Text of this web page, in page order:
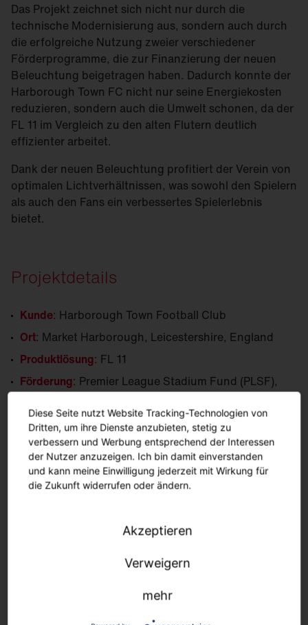
Das Projekt zeichnet sich nicht nur durch die
technische Modernisierung aus, sondern auch durch
die erfolgreiche Nutzung zweier verschiedener
Förderprogramme, die zur Finanzierung der neuen
Beleuchtung beigetragen haben. Dadurch konnte der
Harborough Town FC nicht nur seine Energiekosten
reduzieren, sondern auch die Umwelt schonen, da der
FL 11 im Vergleich zu den alten Flutern deutlich
effizienter arbeitet.
Dank der neuen Beleuchtung profitiert der Verein von
optimalen Lichtverhältnissen, was sowohl den Spielern
als auch den Fans ein verbessertes Spielerlebnis
bietet.
Projektdetails
Kunde: Harborough Town Football Club
Ort: Market Harborough, Leicestershire, England
Produktlösung: FL 11
Förderung: Premier League Stadium Fund (PLSF),
Energy Fund
Jahr: 2024
Diese Seite nutzt Website Tracking-Technologien von
Dritten, um ihre Dienste anzubieten, stetig zu
verbessern und Werbung entsprechend der Interessen
der Nutzer anzuzeigen. Ich bin damit einverstanden
und kann meine Einwilligung jederzeit mit Wirkung für
die Zukunft widerrufen oder ändern.
Akzeptieren
Verweigern
mehr